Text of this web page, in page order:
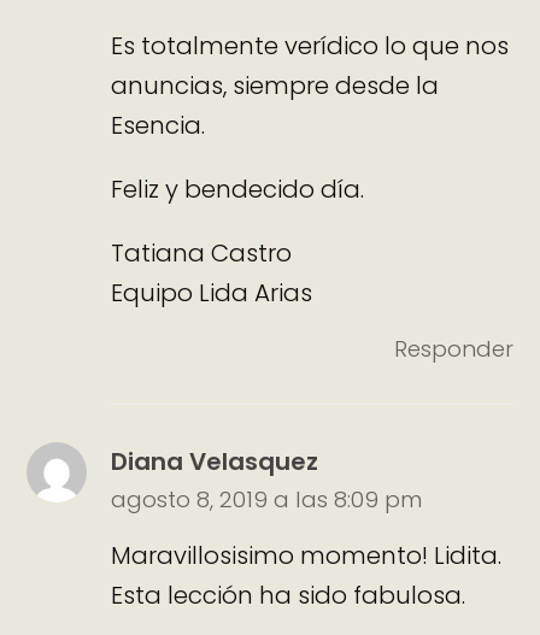
Es totalmente verídico lo que nos
anuncias, siempre desde la
Esencia.
Feliz y bendecido día.
Tatiana Castro
Equipo Lida Arias
Responder
Diana Velasquez
agosto 8, 2019 a las 8:09 pm
Maravillosisimo momento! Lidita.
Esta lección ha sido fabulosa.